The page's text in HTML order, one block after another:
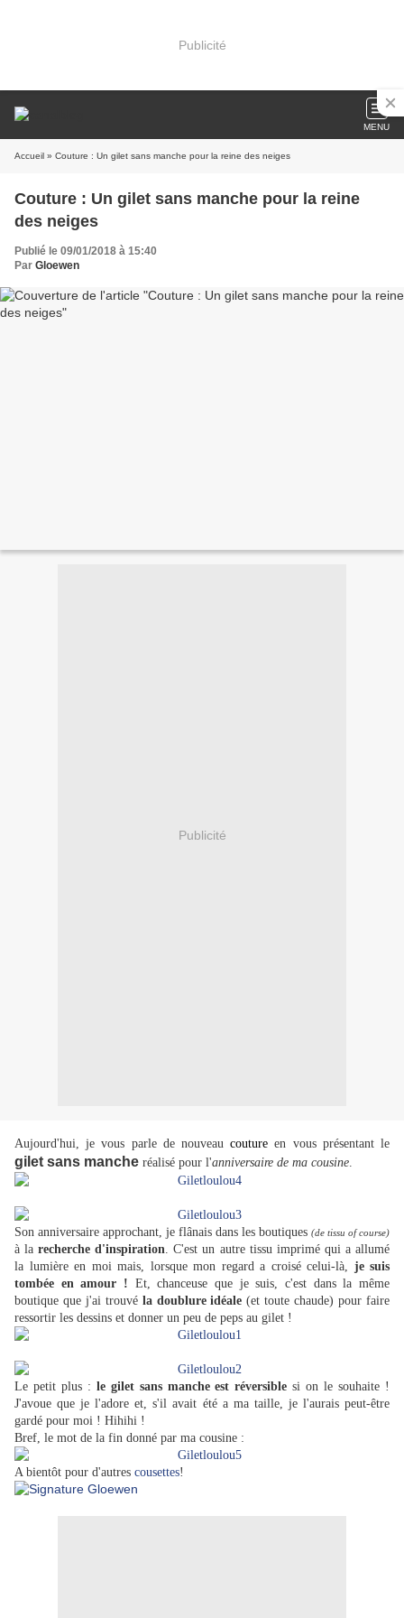
Publicité
MENU
Accueil » Couture : Un gilet sans manche pour la reine des neiges
Couture : Un gilet sans manche pour la reine
des neiges
Publié le 09/01/2018 à 15:40
Par Gloewen
Publicité
Aujourd'hui, je vous parle de nouveaucouture en vous présentant le
gilet sans manche réalisé pour l'anniversaire de ma cousine.
Son anniversaire approchant, je flânais dans les boutiques (de tissu of course)
à larecherche d'inspiration. C'est un autre tissu imprimé qui a allumé
la lumière en moi mais, lorsque mon regard a croisé celui-là, je suis
tombée en amour ! Et, chanceuse que je suis, c'est dans la même
boutique que j'ai trouvé la doublure idéale (et toute chaude) pour faire
ressortir les dessins et donner un peu de peps au gilet !
Le petit plus : le gilet sans manche est réversible si on le souhaite !
J'avoue que je l'adore et, s'il avait été a ma taille, je l'aurais peut-être
gardé pour moi ! Hihihi !
Bref, le mot de la fin donné par ma cousine :
A bientôt pour d'autres cousettes!